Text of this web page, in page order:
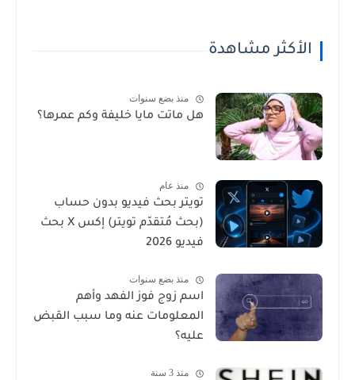
الأكثر مشاهدة
منذ بضع سنوات
هل ماتت مايا خليفة وكم عمرها؟
منذ عام
تويتر بحث فيديو بدون حساب
(بحث مُتقدّم تويتر) إكس X بحث
فيديو 2026
منذ بضع سنوات
اسم زوج فوز الفهد وأهم
المعلومات عنه وما سبب القبض
عليه؟
منذ 3 سنة